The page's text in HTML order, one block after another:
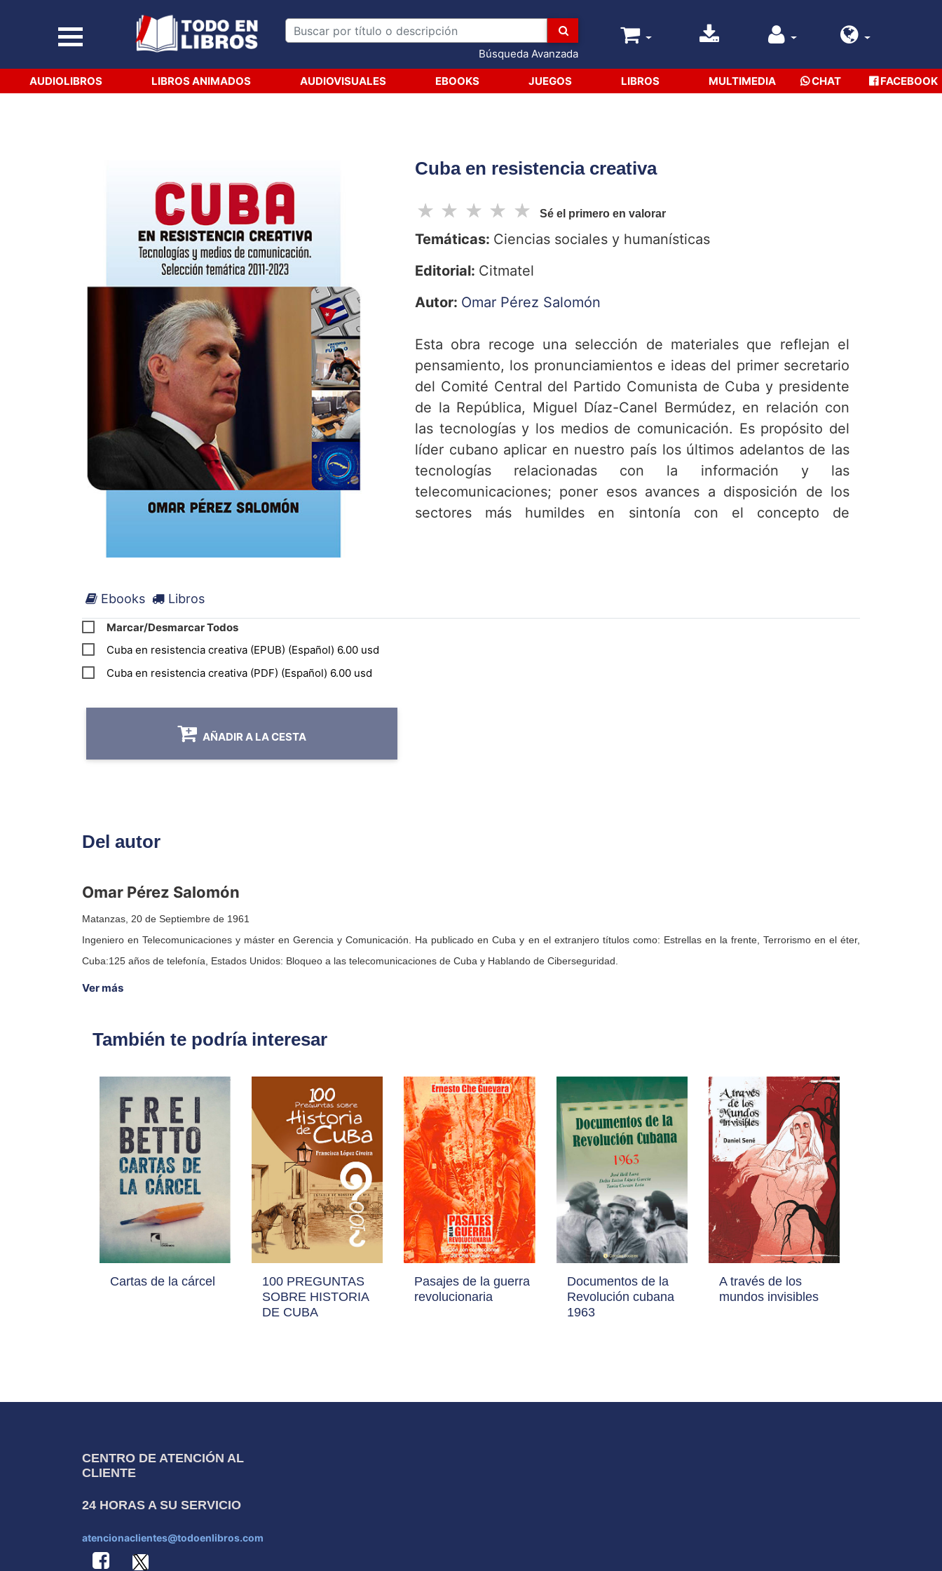
Búsqueda Avanzada
AUDIOLIBROS LIBROS ANIMADOS AUDIOVISUALES EBOOKS JUEGOS LIBROS MULTIMEDIA CHAT FACEBOOK
Cuba en resistencia creativa
☆
☆
☆
☆
☆ Sé el primero en valorar
Temáticas: Ciencias sociales y humanísticas
Editorial: Citmatel
Autor: Omar Pérez Salomón
Esta obra recoge una selección de materiales que reflejan el
pensamiento, los pronunciamientos e ideas del primer secretario
del Comité Central del Partido Comunista de Cuba y presidente
de la República, Miguel Díaz-Canel Bermúdez, en relación con
las tecnologías y los medios de comunicación. Es propósito del
líder cubano aplicar en nuestro país los últimos adelantos de las
tecnologías relacionadas con la información y las
telecomunicaciones; poner esos avances a disposición de los
sectores más humildes en sintonía con el concepto de
Ebooks Libros
Marcar/Desmarcar Todos
Cuba en resistencia creativa (EPUB) (Español) 6.00 usd
Cuba en resistencia creativa (PDF) (Español) 6.00 usd
AÑADIR A LA CESTA
Del autor
Omar Pérez Salomón
Matanzas, 20 de Septiembre de 1961
Ingeniero en Telecomunicaciones y máster en Gerencia y Comunicación. Ha publicado en Cuba y en el extranjero títulos como: Estrellas en la frente, Terrorismo en el éter,
Cuba:125 años de telefonía, Estados Unidos: Bloqueo a las telecomunicaciones de Cuba y Hablando de Ciberseguridad.
Ver más
También te podría interesar
Cartas de la cárcel
100 PREGUNTAS
SOBRE HISTORIA
DE CUBA
Pasajes de la guerra
revolucionaria
Documentos de la
Revolución cubana
1963
A través de los
mundos invisibles
CENTRO DE ATENCIÓN AL
CLIENTE
24 HORAS A SU SERVICIO
atencionaclientes@todoenlibros.com